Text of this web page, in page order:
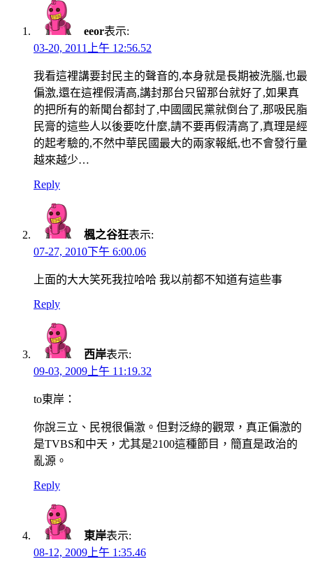
eeor表示:
03-20, 2011上午 12:56.52
我看這裡講要封民主的聲音的,本身就是長期被洗腦,也最
偏激,還在這裡假清高,講封那台只留那台就好了,如果真
的把所有的新聞台都封了,中國國民黨就倒台了,那吸民脂
民膏的這些人以後要吃什麼,請不要再假清高了,真理是經
的起考驗的,不然中華民國最大的兩家報紙,也不會發行量
越來越少…
Reply
楓之谷狂表示:
07-27, 2010下午 6:00.06
上面的大大笑死我拉哈哈 我以前都不知道有這些事
Reply
西岸表示:
09-03, 2009上午 11:19.32
to東岸：
你說三立、民視很偏激。但對泛綠的觀眾，真正偏激的
是TVBS和中天，尤其是2100這種節目，簡直是政治的
亂源。
Reply
東岸表示:
08-12, 2009上午 1:35.46